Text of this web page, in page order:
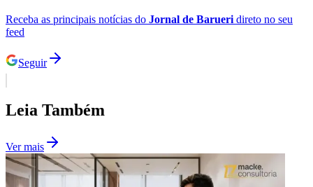
Receba as principais notícias do Jornal de Barueri direto no seu
feed
Seguir
Leia Também
Ver mais